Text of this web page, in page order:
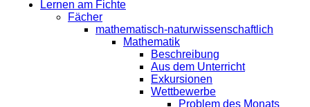
Lernen am Fichte
Fächer
mathematisch-naturwissenschaftlich
Mathematik
Beschreibung
Aus dem Unterricht
Exkursionen
Wettbewerbe
Problem des Monats